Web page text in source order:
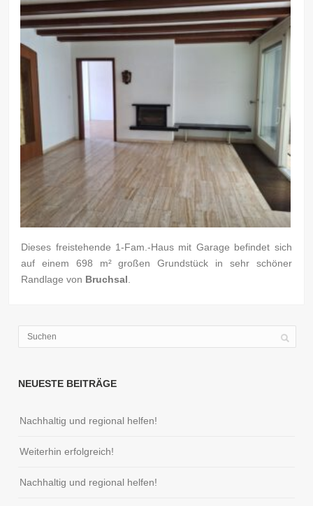
Dieses freistehende 1-Fam.-Haus mit Garage befindet sich
auf einem 698 m² großen Grundstück in sehr schöner
Randlage von Bruchsal
NEUESTE BEITRÄGE
Nachhaltig und regional helfen!
Weiterhin erfolgreich!
Nachhaltig und regional helfen!